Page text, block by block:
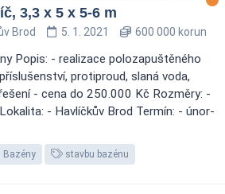
3,3 x 5 x 5-6 m
Brod 5. 1. 2021 600 000 korun
Popis: - realizace polozapuštěného
protiproud, slaná voda,
- cena do 250.000 Kč Rozměry: -
- Havlíčkův Brod Termín: - únor-
Bazény stavbu bazénu